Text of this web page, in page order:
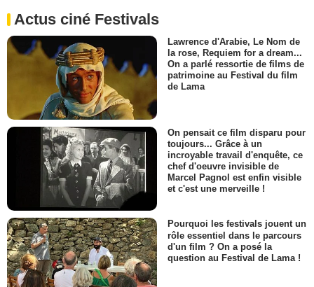
Actus ciné Festivals
Lawrence d'Arabie, Le Nom de
la rose, Requiem for a dream...
On a parlé ressortie de films de
patrimoine au Festival du film
de Lama
On pensait ce film disparu pour
toujours... Grâce à un
incroyable travail d'enquête, ce
chef d'oeuvre invisible de
Marcel Pagnol est enfin visible
et c'est une merveille !
Pourquoi les festivals jouent un
rôle essentiel dans le parcours
d'un film ? On a posé la
question au Festival de Lama !